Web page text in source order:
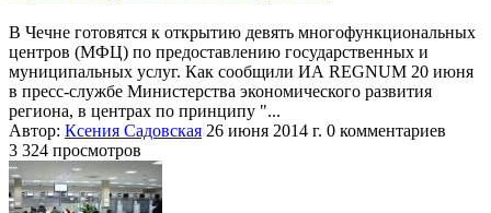
В Чечне готовятся к открытию девять многофункциональных
центров (МФЦ) по предоставлению государственных и
муниципальных услуг. Как сообщили ИА REGNUM 20 июня
в пресс-службе Министерства экономического развития
региона, в центрах по принципу "...
Автор: Ксения Садовская 26 июня 2014 г. 0 комментариев
3 324 просмотров